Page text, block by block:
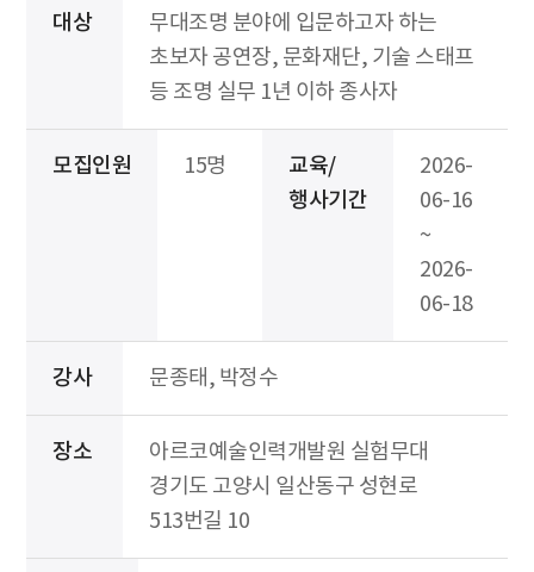
대상
무대조명 분야에 입문하고자 하는
초보자 공연장, 문화재단, 기술 스태프
등 조명 실무 1년 이하 종사자
모집인원 15명
교육/
행사기간
2026-
06-16
~
2026-
06-18
강사 문종태, 박정수
장소
아르코예술인력개발원 실험무대
경기도 고양시 일산동구 성현로
513번길 10